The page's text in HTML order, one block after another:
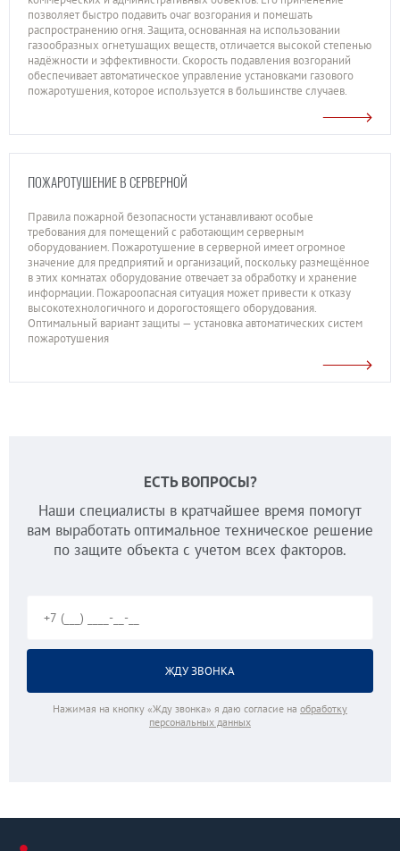
позволяет быстро подавить очаг возгорания и помешать
распространению огня. Защита, основанная на использовании
газообразных огнетушащих веществ, отличается высокой степенью
надёжности и эффективности. Скорость подавления возгораний
обеспечивает автоматическое управление установками газового
пожаротушения, которое используется в большинстве случаев.
ПОЖАРОТУШЕНИЕ В СЕРВЕРНОЙ
Правила пожарной безопасности устанавливают особые
требования для помещений с работающим серверным
оборудованием. Пожаротушение в серверной имеет огромное
значение для предприятий и организаций, поскольку размещённое
в этих комнатах оборудование отвечает за обработку и хранение
информации. Пожароопасная ситуация может привести к отказу
высокотехнологичного и дорогостоящего оборудования.
Оптимальный вариант защиты — установка автоматических систем
пожаротушения
ЕСТЬ ВОПРОСЫ?
Наши специалисты в кратчайшее время помогут
вам выработать оптимальное техническое решение
по защите объекта с учетом всех факторов.
Нажимая на кнопку «Жду звонка» я даю согласие на обработку
персональных данных